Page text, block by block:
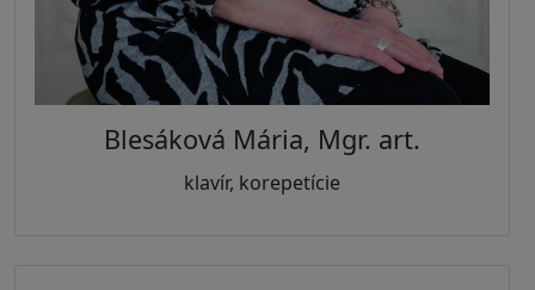
Blesáková Mária, Mgr. art.
klavír, korepetície